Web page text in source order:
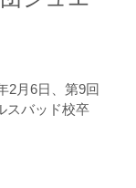
2月6日、第9回
スバッド校卒